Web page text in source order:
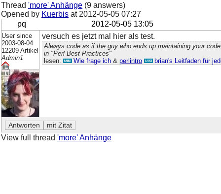
Thread 'more' Anhänge (9 answers)
Opened by Kuerbis at 2012-05-05 07:27
pq
2012-05-05 13:05
User since
2003-08-04
12209 Artikel
Admin1
versuch es jetzt mal hier als test.
Always code as if the guy who ends up maintaining your
in "Perl Best Practices"
lesen:
Wie frage ich &perlintro brian's Leitfaden für
View full thread 'more' Anhänge